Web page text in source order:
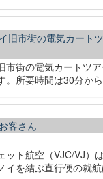
市街の電気カートツ
。所要時間は30分か
ット航空（VJC/VJ）
イを結ぶ直行便の就航